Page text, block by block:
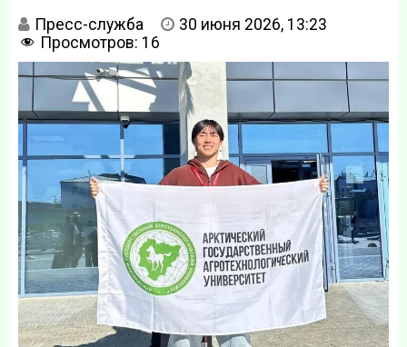
Пресс-служба
30 июня 2026, 13:23
Просмотров: 16